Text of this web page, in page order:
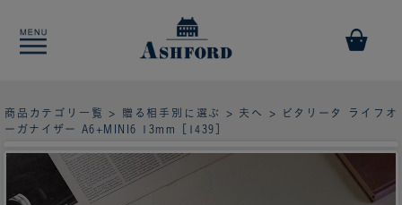
商品カテゴリ一覧 > 贈る相手別に選ぶ > 夫へ
> ビタリータ ライフオ
ーガナイザー A6+MINI6 13mm［1439］